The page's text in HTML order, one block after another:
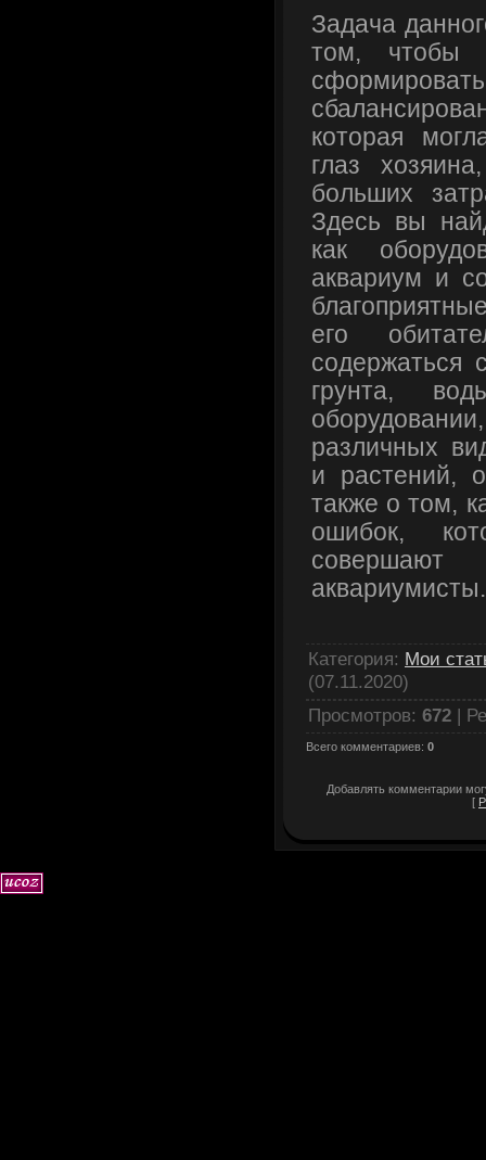
Задача
том, чтобы
которая
глаз
больших
Здесь вы
как
аквариум и
его
содержаться
грунта,
различных
и растений,
также о том,
ошибок,
аквариумисты.
Категория: Мои
(07.11.2020)
Просмотров: 672 |
Всего комментариев: 0
Добавлять комментарии
[